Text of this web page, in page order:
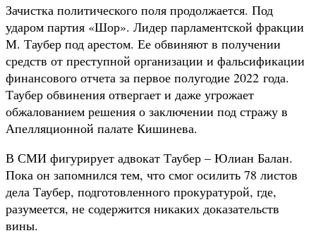
Зачистка политического поля продолжается. Под
ударом партия «Шор». Лидер парламентской фракции
М. Таубер под арестом. Ее обвиняют в получении
средств от преступной организации и фальсификации
финансового отчета за первое полугодие 2022 года.
Таубер обвинения отвергает и даже угрожает
обжалованием решения о заключении под стражу в
Апелляционной палате Кишинева.
В СМИ фигурирует адвокат Таубер – Юлиан Балан.
Пока он запомнился тем, что смог осилить 78 листов
дела Таубер, подготовленного прокуратурой, где,
разумеется, не содержится никаких доказательств
вины.